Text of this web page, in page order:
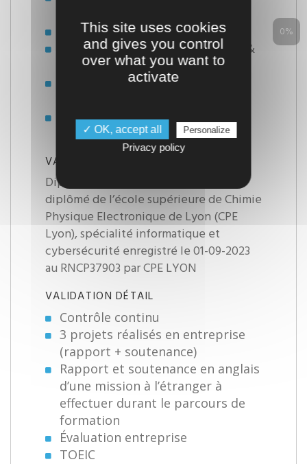
Intégration selon profil
Admissibilité sur dossier, tests &
entretien
Candidature et frais de dossier
Date limite de validation de la
candidature : 3 mars 2026
VALIDATION
Diplôme Titre ingénieur - Ingénieur
diplômé de l’école supérieure de Chimie
Physique Electronique de Lyon (CPE
Lyon), spécialité informatique et
cybersécurité enregistré le 01-09-2023
au RNCP37903 par CPE LYON
VALIDATION DÉTAIL
Contrôle continu
3 projets réalisés en entreprise
(rapport + soutenance)
Rapport et soutenance en anglais
d’une mission à l’étranger à
effectuer durant le parcours de
formation
Évaluation entreprise
TOEIC
0%
This site uses cookies
and gives you control
over what you want to
activate
✓ OK, accept all Personalize
Privacy policy